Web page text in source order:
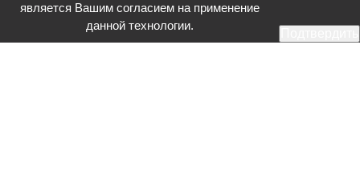
является Вашим согласием на применение
данной технологии.